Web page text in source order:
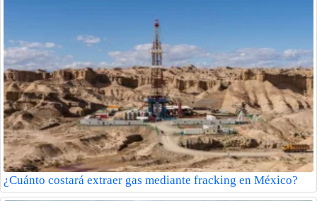
¿Cuánto costará extraer gas mediante fracking en México?